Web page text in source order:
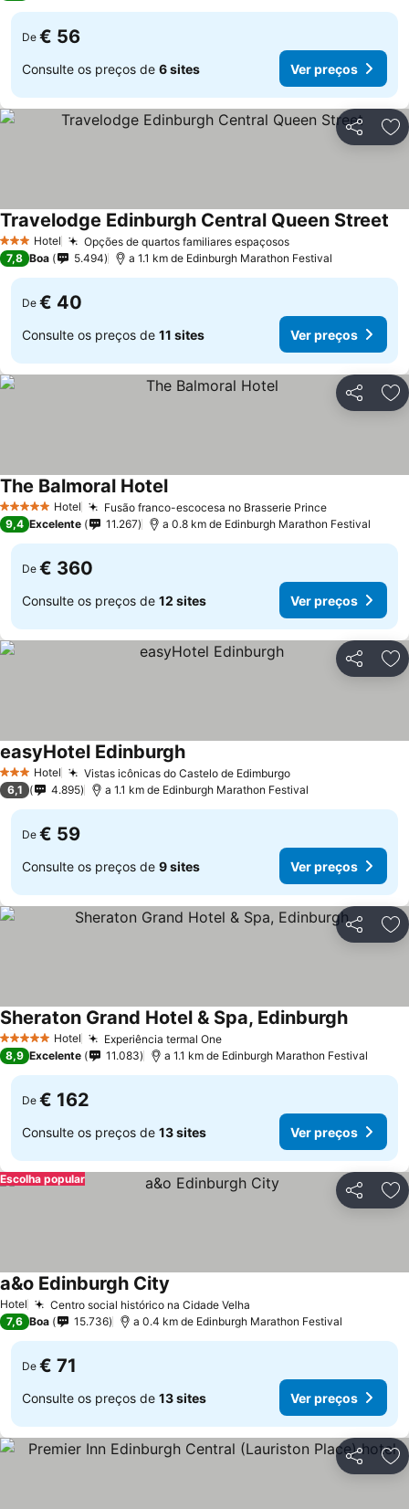
De € 56
Consulte os preços de 6 sites Ver preços
Partilhar
3 EstrelasHotel Opções de quartos familiares espaçosos
Travelodge Edinburgh Central Queen Street
7,8 Boa 5.494 a 1.1 km de Edinburgh Marathon Festival
De € 40
Consulte os preços de 11 sites Ver preços
Partilhar
5 Estrelas Hotel Fusão franco-escocesa no Brasserie Prince
The Balmoral Hotel
9,4 Excelente 11.267 a 0.8 km de Edinburgh Marathon Festival
De € 360
Consulte os preços de 12 sites Ver preços
Partilhar
3 EstrelasHotel Vistas icônicas do Castelo de Edimburgo
easyHotel Edinburgh
6,1 4.895 a 1.1 km de Edinburgh Marathon Festival
De € 59
Consulte os preços de 9 sites Ver preços
Partilhar
5 Estrelas Hotel Experiência termal One
Sheraton Grand Hotel & Spa, Edinburgh
8,9 Excelente 11.083 a 1.1 km de Edinburgh Marathon Festival
De € 162
Consulte os preços de 13 sites Ver preços
Partilhar
Escolha popular
Hotel Centro social histórico na Cidade Velha
a&o Edinburgh City
7,6 Boa 15.736 a 0.4 km de Edinburgh Marathon Festival
De € 71
Consulte os preços de 13 sites Ver preços
Partilhar